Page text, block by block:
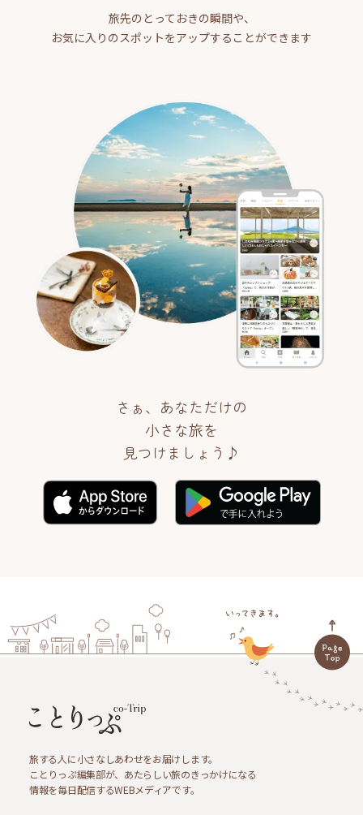
旅先のとっておきの瞬間や、
お気に入りのスポットをアップすることができます
さぁ、あなただけの
小さな旅を
見つけましょう♪
旅する人に小さなしあわせをお届けします。
ことりっぷ編集部が、あたらしい旅のきっかけになる
情報を毎日配信するWEBメディアです。